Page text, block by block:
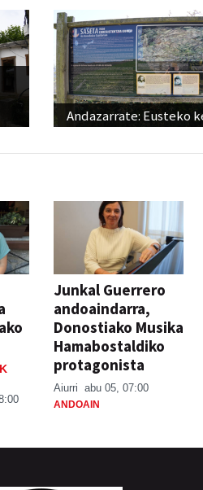
Andazarrate: Eusteko
Junkal Guerrero
andoaindarra,
Donostiako Musika
Hamabostaldiko
protagonista
Aiurri abu 05, 07:00
ANDOAIN